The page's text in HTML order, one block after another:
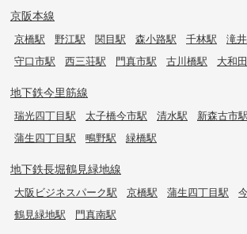
京阪本線
京橋駅 野江駅 関目駅 森小路駅 千林駅 滝
守口市駅
西三荘駅 門真市駅 古川橋駅 大和
地下鉄今里筋線
瑞光四丁目駅 太子橋今市駅 清水駅 新森古市駅
蒲生四丁目駅
鴫野駅 緑橋駅
地下鉄長堀鶴見緑地線
大阪ビジネスパーク駅 京橋駅 蒲生四丁目駅
鶴見緑地駅
門真南駅